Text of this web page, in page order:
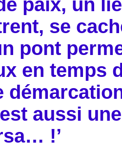
paix, un
se
pont
en temps
aussi
!’